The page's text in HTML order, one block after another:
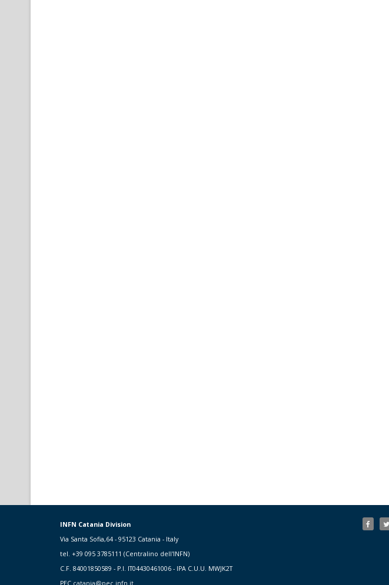
INFN Catania Division
Via Santa Sofia,64 - 95123 Catania - Italy
tel. +39 095 3785111 (Centralino dell'INFN)
C.F. 84001850589 - P.I. IT04430461006 - IPA C.U.U. MWJK2T
PEC catania@pec.infn.it